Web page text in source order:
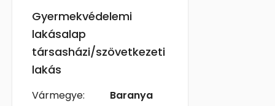
Gyermekvédelemi
lakásalap
társasházi/szövetkezeti
lakás
Vármegye:
Baranya